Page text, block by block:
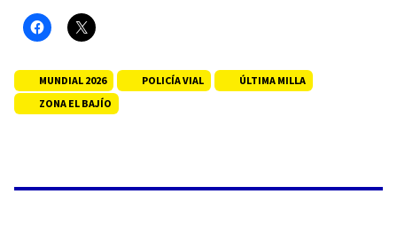
MUNDIAL 2026 POLICÍA VIAL
ÚLTIMA MILLA
ZONA EL BAJÍO